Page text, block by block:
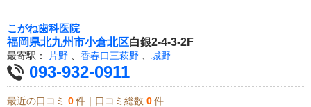
こがね歯科医院
福岡県北九州市小倉北区白銀2-4-3-2F
最寄駅： 片野 、 香春口三萩野 、 城野
093-932-0911
最近の口コミ 0 件｜口コミ総数 0 件